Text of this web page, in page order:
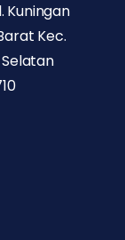
Kuningan
Kec.